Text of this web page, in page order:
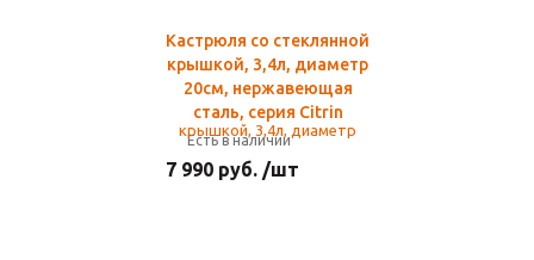
Кастрюля со стеклянной
крышкой, 3,4л, диаметр
20см, нержавеющая
сталь, серия Citrin
Есть в наличии
7 990 руб. /шт